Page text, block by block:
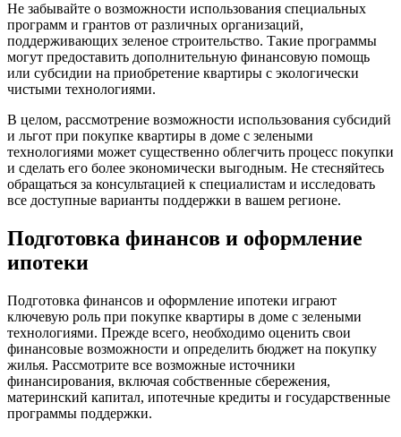
Не забывайте о возможности использования специальных
программ и грантов от различных организаций,
поддерживающих зеленое строительство. Такие программы
могут предоставить дополнительную финансовую помощь
или субсидии на приобретение квартиры с экологически
чистыми технологиями.
В целом, рассмотрение возможности использования субсидий
и льгот при покупке квартиры в доме с зелеными
технологиями может существенно облегчить процесс покупки
и сделать его более экономически выгодным. Не стесняйтесь
обращаться за консультацией к специалистам и исследовать
все доступные варианты поддержки в вашем регионе.
Подготовка финансов и оформление
ипотеки
Подготовка финансов и оформление ипотеки играют
ключевую роль при покупке квартиры в доме с зелеными
технологиями. Прежде всего, необходимо оценить свои
финансовые возможности и определить бюджет на покупку
жилья. Рассмотрите все возможные источники
финансирования, включая собственные сбережения,
материнский капитал, ипотечные кредиты и государственные
программы поддержки.